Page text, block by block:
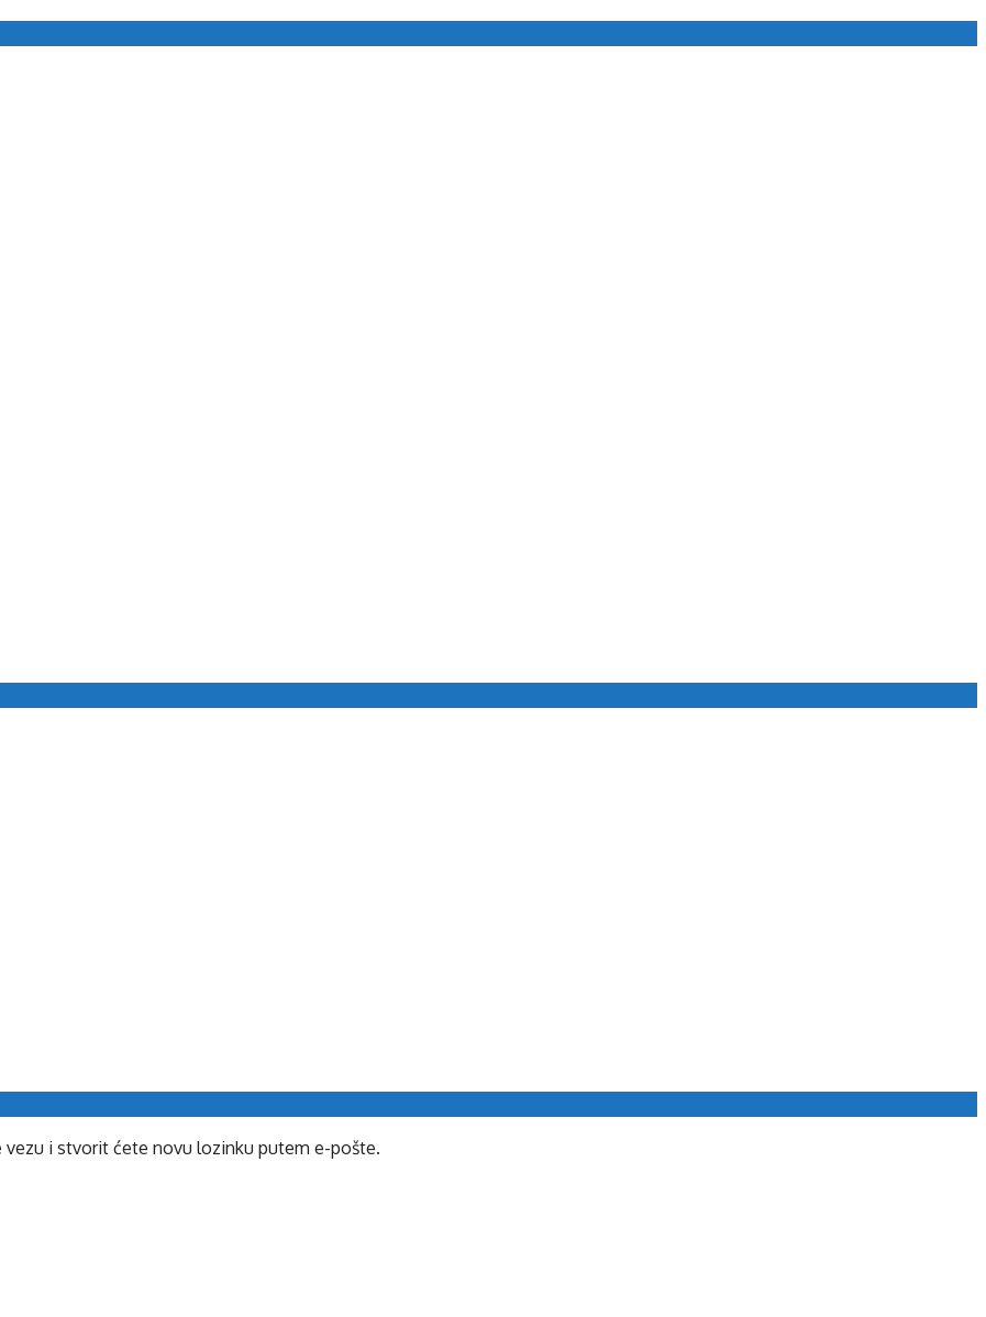
i stvorit ćete novu lozinku putem e-pošte.